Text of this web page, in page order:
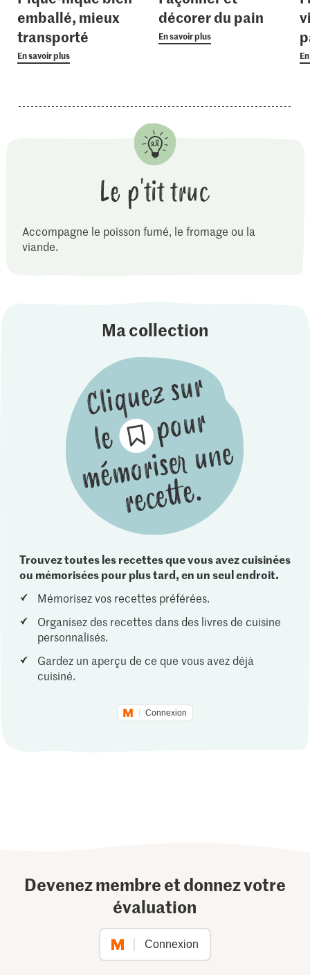
emballé, mieux
transporté
En savoir plus
décorer du pain
En savoir plus
Le p'tit truc
Accompagne le poisson fumé, le fromage ou la
viande.
Ma collection
Trouvez toutes les recettes que vous avez cuisinées
ou mémorisées pour plus tard, en un seul endroit.
Mémorisez vos recettes préférées.
Organisez des recettes dans des livres de cuisine
personnalisés.
Gardez un aperçu de ce que vous avez déjà
cuisiné.
Connexion
Devenez membre et donnez votre
évaluation
Connexion